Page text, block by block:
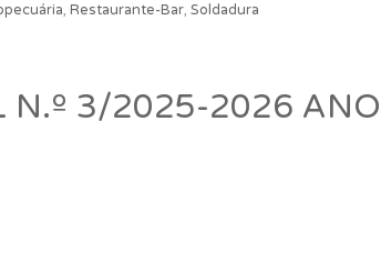
, Restaurante-Bar, Soldadura
N.º 3/2025-2026 ANO